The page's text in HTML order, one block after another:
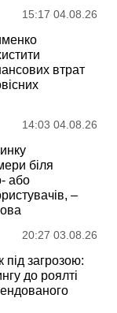
15:17 04.08.26
втрат
14:03 04.08.26
біля
або
–
20:27 03.08.26
під загрозою:
до роялті